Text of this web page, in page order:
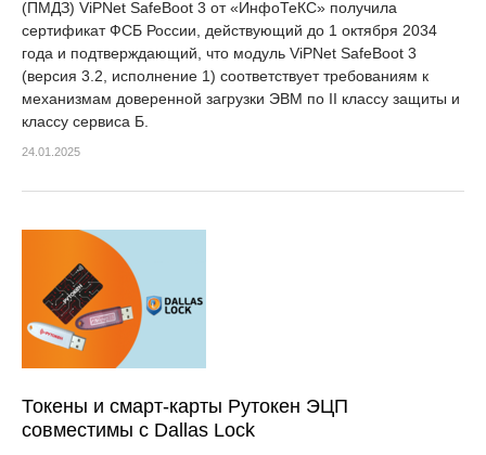
(ПМДЗ) ViPNet SafeBoot 3 от «ИнфоТеКС» получила
сертификат ФСБ России, действующий до 1 октября 2034
года и подтверждающий, что модуль ViPNet SafeBoot 3
(версия 3.2, исполнение 1) соответствует требованиям к
механизмам доверенной загрузки ЭВМ по II классу защиты и
классу сервиса Б.
24.01.2025
Токены и смарт-карты Рутокен ЭЦП
совместимы с Dallas Lock